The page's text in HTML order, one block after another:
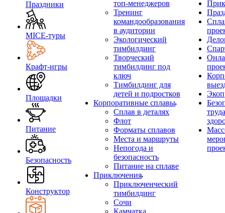
Праздники
MICE‑туры
Крафт-игры
Площадки
Питание
Безопасность
Конструктор
топ-менеджеров
Тренинг
командообразования
в аудитории
Экологический
тимбилдинг
Творческий
тимбилдинг под
ключ
Тимбилдинг для
детей и подростков
Корпоративные сплавы
Сплав в деталях
Флот
Форматы сплавов
Места и маршруты
Непогода и
безопасность
Питание на сплаве
Приключения
Приключенческий
тимбилдинг
Сочи
Камчатка